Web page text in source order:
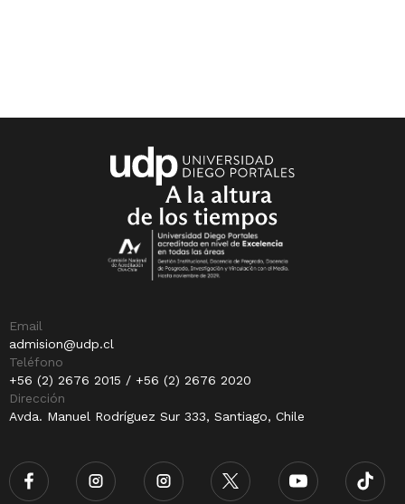
Email
admision@udp.cl
Teléfono
+56 (2) 2676 2015 / +56 (2) 2676 2020
Dirección
Avda. Manuel Rodríguez Sur 333, Santiago, Chile